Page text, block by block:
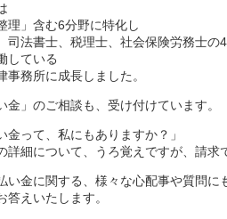
理」含む6分野に特化し
司法書士、税理士、社会保険労務士の
している
事務所に成長しました。
金」のご相談も、受け付けています。
金って、私にもありますか？」
詳細について、うろ覚えですが、請求
い金に関する、様々な心配事や質問に
答えいたします。